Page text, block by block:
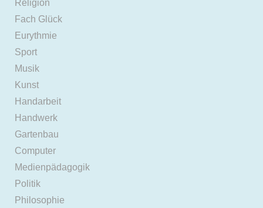
Religion
Fach Glück
Eurythmie
Sport
Musik
Kunst
Handarbeit
Handwerk
Gartenbau
Computer
Medienpädagogik
Politik
Philosophie